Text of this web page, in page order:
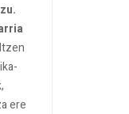
ere